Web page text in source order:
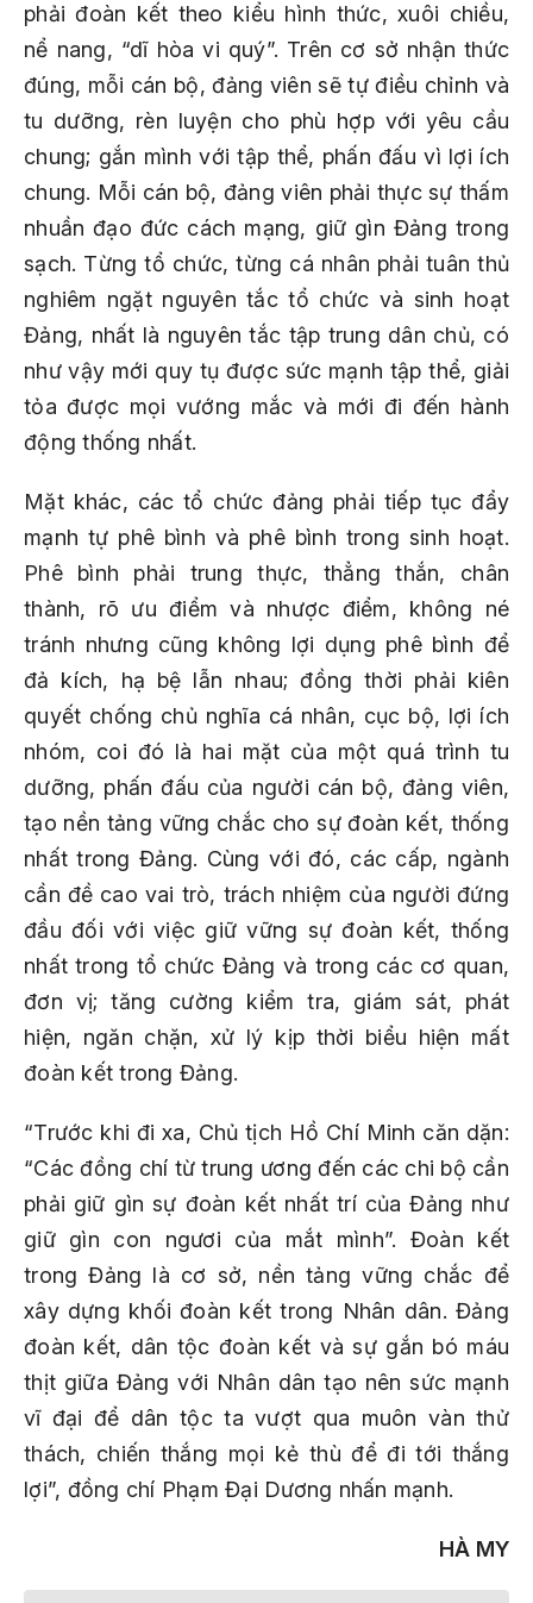
phải đoàn kết theo kiểu hình thức, xuôi chiều,
nể nang, “dĩ hòa vi quý”. Trên cơ sở nhận thức
đúng, mỗi cán bộ, đảng viên sẽ tự điều chỉnh và
tu dưỡng, rèn luyện cho phù hợp với yêu cầu
chung; gắn mình với tập thể, phấn đấu vì lợi ích
chung. Mỗi cán bộ, đảng viên phải thực sự thấm
nhuần đạo đức cách mạng, giữ gìn Đảng trong
sạch. Từng tổ chức, từng cá nhân phải tuân thủ
nghiêm ngặt nguyên tắc tổ chức và sinh hoạt
Đảng, nhất là nguyên tắc tập trung dân chủ, có
như vậy mới quy tụ được sức mạnh tập thể, giải
tỏa được mọi vướng mắc và mới đi đến hành
động thống nhất.
Mặt khác, các tổ chức đảng phải tiếp tục đẩy
mạnh tự phê bình và phê bình trong sinh hoạt.
Phê bình phải trung thực, thẳng thắn, chân
thành, rõ ưu điểm và nhược điểm, không né
tránh nhưng cũng không lợi dụng phê bình để
đả kích, hạ bệ lẫn nhau; đồng thời phải kiên
quyết chống chủ nghĩa cá nhân, cục bộ, lợi ích
nhóm, coi đó là hai mặt của một quá trình tu
dưỡng, phấn đấu của người cán bộ, đảng viên,
tạo nền tảng vững chắc cho sự đoàn kết, thống
nhất trong Đảng. Cùng với đó, các cấp, ngành
cần đề cao vai trò, trách nhiệm của người đứng
đầu đối với việc giữ vững sự đoàn kết, thống
nhất trong tổ chức Đảng và trong các cơ quan,
đơn vị; tăng cường kiểm tra, giám sát, phát
hiện, ngăn chặn, xử lý kịp thời biểu hiện mất
đoàn kết trong Đảng.
“Trước khi đi xa, Chủ tịch Hồ Chí Minh căn dặn:
“Các đồng chí từ trung ương đến các chi bộ cần
phải giữ gìn sự đoàn kết nhất trí của Đảng như
giữ gìn con ngươi của mắt mình”. Đoàn kết
trong Đảng là cơ sở, nền tảng vững chắc để
xây dựng khối đoàn kết trong Nhân dân. Đảng
đoàn kết, dân tộc đoàn kết và sự gắn bó máu
thịt giữa Đảng với Nhân dân tạo nên sức mạnh
vĩ đại để dân tộc ta vượt qua muôn vàn thử
thách, chiến thắng mọi kẻ thù để đi tới thắng
lợi”, đồng chí Phạm Đại Dương nhấn mạnh.
HÀ MY